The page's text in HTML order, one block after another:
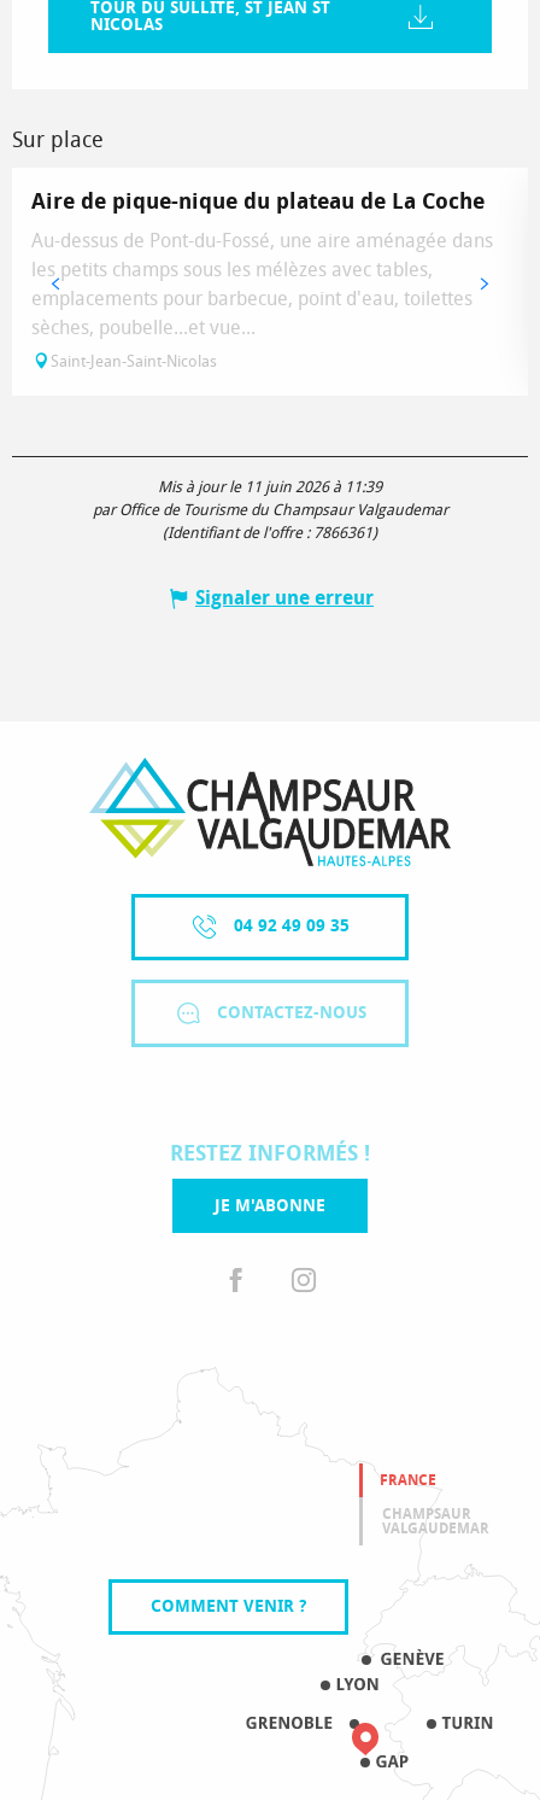
TOUR DU SULLITE, ST JEAN ST
NICOLAS
Sur place
Aire de pique-nique du plateau de La Coche
Au-dessus de Pont-du-Fossé, une aire aménagée dans
les petits champs sous les mélèzes avec tables,
emplacements pour barbecue, point d'eau, toilettes
sèches, poubelle...et vue...
Saint-Jean-Saint-Nicolas
Mis à jour le 11 juin 2026 à 11:39
par Office de Tourisme du Champsaur Valgaudemar
(Identifiant de l'offre : 7866361)
Signaler une erreur
04 92 49 09 35
CONTACTEZ-NOUS
RESTEZ INFORMÉS !
JE M'ABONNE
FRANCE
CHAMPSAUR
VALGAUDEMAR
COMMENT VENIR ?